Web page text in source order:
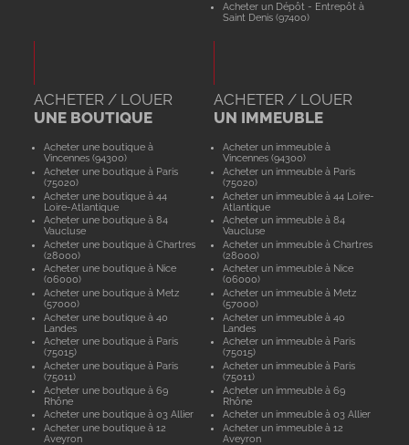
Acheter un Dépôt - Entrepôt à
Saint Denis (97400)
ACHETER / LOUER
UNE BOUTIQUE
Acheter une boutique à
Vincennes (94300)
Acheter une boutique à Paris
(75020)
Acheter une boutique à 44
Loire-Atlantique
Acheter une boutique à 84
Vaucluse
Acheter une boutique à Chartres
(28000)
Acheter une boutique à Nice
(06000)
Acheter une boutique à Metz
(57000)
Acheter une boutique à 40
Landes
Acheter une boutique à Paris
(75015)
Acheter une boutique à Paris
(75011)
Acheter une boutique à 69
Rhône
Acheter une boutique à 03 Allier
Acheter une boutique à 12
Aveyron
ACHETER / LOUER
UN IMMEUBLE
Acheter un immeuble à
Vincennes (94300)
Acheter un immeuble à Paris
(75020)
Acheter un immeuble à 44 Loire-
Atlantique
Acheter un immeuble à 84
Vaucluse
Acheter un immeuble à Chartres
(28000)
Acheter un immeuble à Nice
(06000)
Acheter un immeuble à Metz
(57000)
Acheter un immeuble à 40
Landes
Acheter un immeuble à Paris
(75015)
Acheter un immeuble à Paris
(75011)
Acheter un immeuble à 69
Rhône
Acheter un immeuble à 03 Allier
Acheter un immeuble à 12
Aveyron